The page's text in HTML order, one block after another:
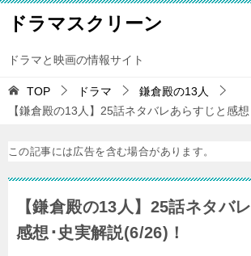
ドラマスクリーン
ドラマと映画の情報サイト
TOP ドラマ
鎌倉殿の13人
【鎌倉殿の13人】25話ネタバレあらすじと感
この記事には広告を含む場合があります。
【鎌倉殿の13人】25話ネタバ
感想･史実解説(6/26)！